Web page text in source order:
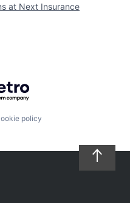
at Next Insurance
Getro.com
policy